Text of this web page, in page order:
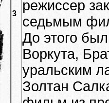
3
режиссер
седьмым
До этого
Воркута,
уральским
Золтан